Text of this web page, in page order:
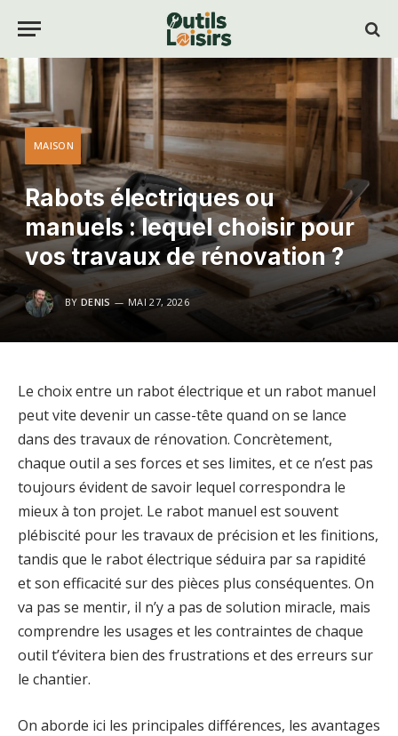
MAISON
Rabots électriques ou
manuels : lequel choisir pour
vos travaux de rénovation ?
BY DENIS MAI 27, 2026
Le choix entre un rabot électrique et un rabot manuel
peut vite devenir un casse-tête quand on se lance
dans des travaux de rénovation. Concrètement,
chaque outil a ses forces et ses limites, et ce n’est pas
toujours évident de savoir lequel correspondra le
mieux à ton projet. Le rabot manuel est souvent
plébiscité pour les travaux de précision et les finitions,
tandis que le rabot électrique séduira par sa rapidité
et son efficacité sur des pièces plus conséquentes. On
va pas se mentir, il n’y a pas de solution miracle, mais
comprendre les usages et les contraintes de chaque
outil t’évitera bien des frustrations et des erreurs sur
le chantier.
On aborde ici les principales différences, les avantages